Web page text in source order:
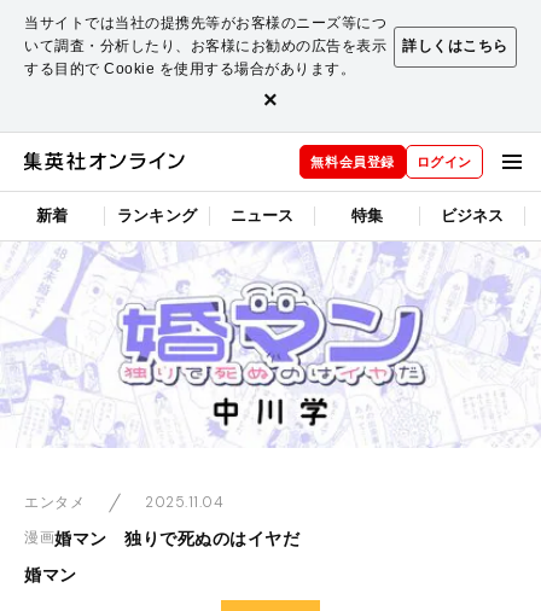
当サイトでは当社の提携先等がお客様のニーズ等につ
いて調査・分析したり、お客様にお勧めの広告を表示
する目的で Cookie を使用する場合があります。
詳しくはこちら
×
無料会員登録 ログイン
新着 ランキング ニュース 特集 ビジネス
エンタメ 2025.11.04
漫画婚マン 独りで死ぬのはイヤだ
婚マン